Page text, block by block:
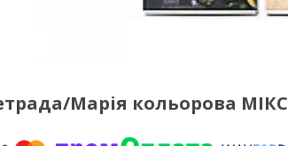
Марія кольорова МІКС